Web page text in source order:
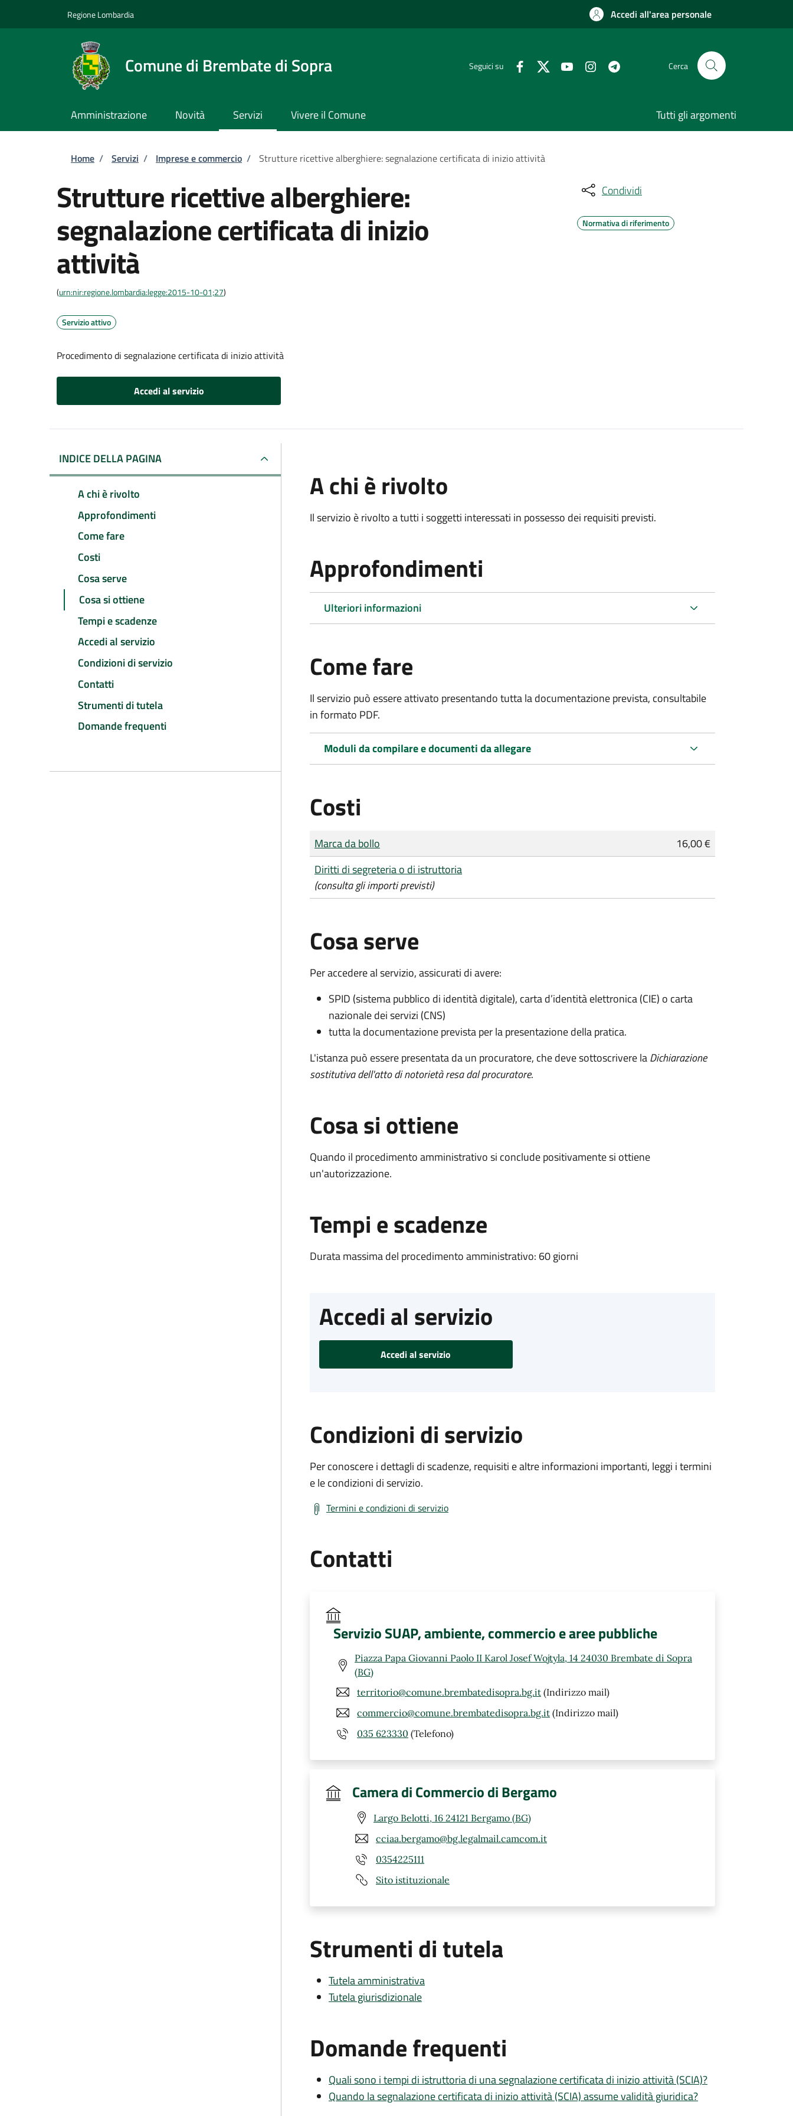
Regione Lombardia Accedi all'area personale
Comune di Brembate di Sopra Seguici su Cerca
Amministrazione Novità Servizi Vivere il Comune Tutti gli argomenti
Briciole di pane
Home / Servizi / Imprese e commercio / Strutture ricettive alberghiere: segnalazione certificata di inizio attività
Strutture ricettive alberghiere:
segnalazione certificata di inizio
attività
(urn:nir:regione.lombardia:legge:2015-10-01;27)
Servizio attivo
Procedimento di segnalazione certificata di inizio attività
Accedi al servizio
Condividi
Normativa di riferimento
INDICE DELLA PAGINA
A chi è rivolto
Approfondimenti
Come fare
Costi
Cosa serve
Cosa si ottiene
Tempi e scadenze
Accedi al servizio
Condizioni di servizio
Contatti
Strumenti di tutela
Domande frequenti
A chi è rivolto
Il servizio è rivolto a tutti i soggetti interessati in possesso dei requisiti previsti.
Approfondimenti
Ulteriori informazioni
Come fare
Il servizio può essere attivato presentando tutta la documentazione prevista, consultabile
in formato PDF.
Moduli da compilare e documenti da allegare
Costi
Tipo di pagamento
Importo
Marca da bollo
16,00 €
Diritti di segreteria o di istruttoria
(consulta gli importi previsti)
Cosa serve
Per accedere al servizio, assicurati di avere:
SPID (sistema pubblico di identità digitale), carta d’identità elettronica (CIE) o carta
nazionale dei servizi (CNS)
tutta la documentazione prevista per la presentazione della pratica.
L'istanza può essere presentata da un procuratore, che deve sottoscrivere laDichiarazione
sostitutiva dell'atto di notorietà resa dal procuratore.
Cosa si ottiene
Quando il procedimento amministrativo si conclude positivamente si ottiene
un'autorizzazione.
Tempi e scadenze
Durata massima del procedimento amministrativo: 60 giorni
Accedi al servizio
Accedi al servizio
Condizioni di servizio
Per conoscere i dettagli di scadenze, requisiti e altre informazioni importanti, leggi i termini
e le condizioni di servizio.
Termini e condizioni di servizio
Contatti
Servizio SUAP, ambiente, commercio e aree pubbliche
Piazza Papa Giovanni Paolo II Karol Josef Wojtyla, 14 24030 Brembate di Sopra
(BG)
territorio@comune.brembatedisopra.bg.it (Indirizzo mail)
commercio@comune.brembatedisopra.bg.it (Indirizzo mail)
035 623330 (Telefono)
Camera di Commercio di Bergamo
Largo Belotti, 16 24121 Bergamo (BG)
cciaa.bergamo@bg.legalmail.camcom.it
0354225111
Sito istituzionale
Strumenti di tutela
Tutela amministrativa
Tutela giurisdizionale
Domande frequenti
Quali sono i tempi di istruttoria di una segnalazione certificata di inizio attività (SCIA)?
Quando la segnalazione certificata di inizio attività (SCIA) assume validità giuridica?